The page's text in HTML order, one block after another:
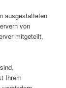
ausgestatteten
von
mitgeteilt,
Ihrem